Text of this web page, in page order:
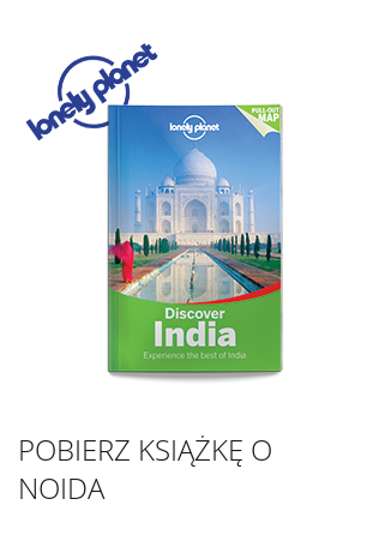
POBIERZ KSIĄŻKĘ O
NOIDA